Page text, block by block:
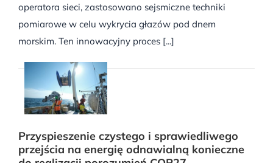
operatora sieci, zastosowano sejsmiczne techniki
pomiarowe w celu wykrycia głazów pod dnem
morskim. Ten innowacyjny proces [...]
Przyspieszenie czystego i sprawiedliwego
przejścia na energię odnawialną konieczne